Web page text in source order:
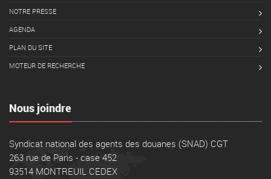
NOTRE PRESSE
AGENDA
PLAN DU SITE
MOTEUR DE RECHERCHE
Nous joindre
Syndicat national des agents des douanes (SNAD) CGT
263 rue de Paris - case 452
93514 MONTREUIL CEDEX